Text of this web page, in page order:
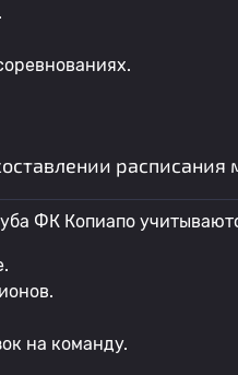
расписания
ФК Копиапо
на команду.